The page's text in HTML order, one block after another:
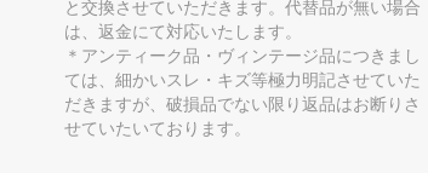
と交換させていただきます。代替品が無い場合
は、返金にて対応いたします。
＊アンティーク品・ヴィンテージ品につきまし
ては、細かいスレ・キズ等極力明記させていた
だきますが、破損品でない限り返品はお断りさ
せていたいております。